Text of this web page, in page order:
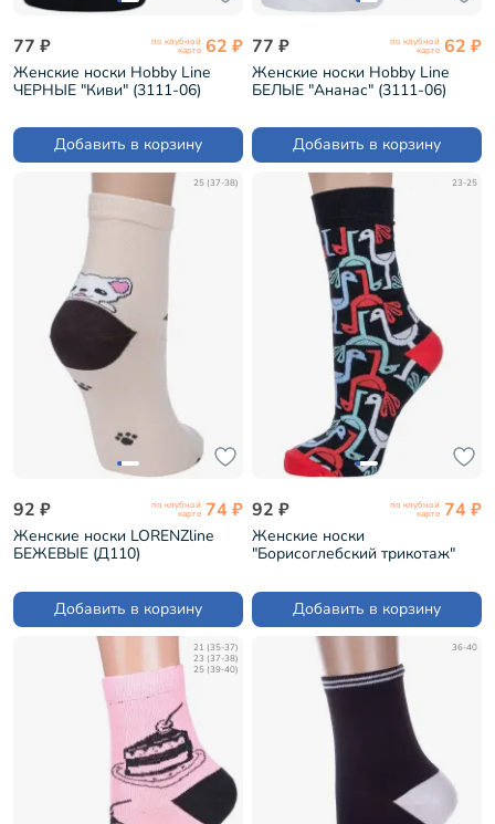
77 ₽ по клубной
карте 62 ₽
Женские носки Hobby Line
ЧЕРНЫЕ "Киви" (3111-06)
Добавить в корзину
77 ₽ по клубной
карте 62 ₽
Женские носки Hobby Line
БЕЛЫЕ "Ананас" (3111-06)
Добавить в корзину
25 (37-38)
92 ₽ по клубной
карте 74 ₽
Женские носки LORENZline
БЕЖЕВЫЕ (Д110)
Добавить в корзину
23-25
92 ₽ по клубной
карте 74 ₽
Женские носки
"Борисоглебский трикотаж"
Добавить в корзину
21 (35-37)
23 (37-38)
25 (39-40)
36-40